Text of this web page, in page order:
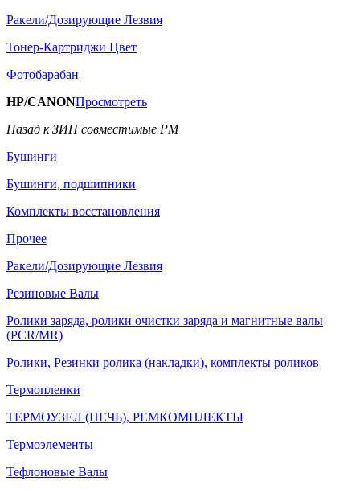
Ракели/Дозирующие Лезвия
Тонер-Картриджи Цвет
Фотобарабан
HP/CANONПросмотреть
Назад к ЗИП совместимые РМ
Бушинги
Бушинги, подшипники
Комплекты восстановления
Прочее
Ракели/Дозирующие Лезвия
Резиновые Валы
Ролики заряда, ролики очистки заряда и магнитные валы
(PCR/MR)
Ролики, Резинки ролика (накладки), комплекты роликов
Термопленки
ТЕРМОУЗЕЛ (ПЕЧЬ), РЕМКОМПЛЕКТЫ
Термоэлементы
Тефлоновые Валы